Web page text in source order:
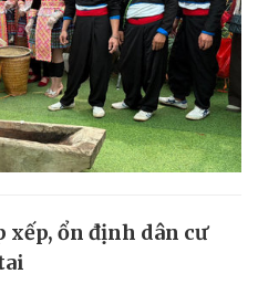
xếp, ổn định dân cư